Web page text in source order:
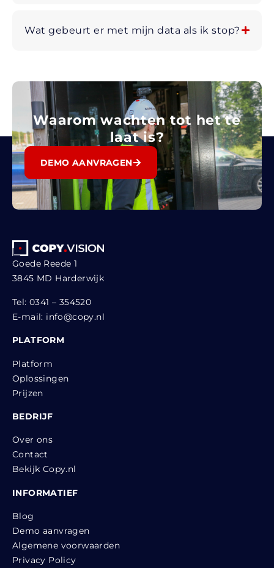
Wat gebeurt er met mijn data als ik stop?
Waarom wachten tot het te
laat is?
DEMO AANVRAGEN
Goede Reede 1
3845 MD Harderwijk
Tel: 0341 – 354520
E-mail: info@copy.nl
PLATFORM
Platform
Oplossingen
Prijzen
BEDRIJF
Over ons
Contact
Bekijk Copy.nl
INFORMATIEF
Blog
Demo aanvragen
Algemene voorwaarden
Privacy Policy